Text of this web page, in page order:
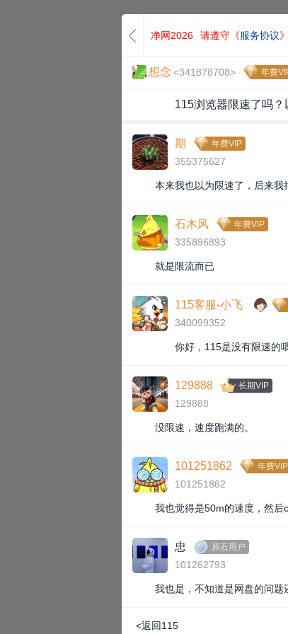
净网2026 请遵守《服务协议
想念 <341878708> 年费
115浏览器限速了吗
期 年费VIP
355375627
本来我也以为限速了，后来
石木风 年费VIP
335896893
就是限流而已
115客服-小飞
340099352
你好，115是没有限速的
129888 长期VIP
129888
没限速，速度跑满的。
101251862 年费VIP
101251862
我也觉得是50m的速度，然后
忠 原石用户
101262793
我也是，不知道是网盘的问题
<返回115